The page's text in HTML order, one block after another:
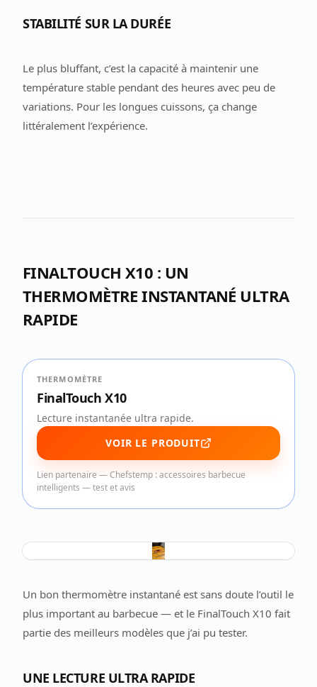
STABILITÉ SUR LA DURÉE
Le plus bluffant, c’est la capacité à maintenir une
température stable pendant des heures avec peu de
variations. Pour les longues cuissons, ça change
littéralement l’expérience.
FINALTOUCH X10 : UN
THERMOMÈTRE INSTANTANÉ ULTRA
RAPIDE
THERMOMÈTRE
FinalTouch X10
Lecture instantanée ultra rapide.
VOIR LE PRODUIT
Lien partenaire —Chefstemp : accessoires barbecue
intelligents — test et avis
Un bon thermomètre instantané est sans doute l’outil le
plus important au barbecue — et le FinalTouch X10 fait
partie des meilleurs modèles que j’ai pu tester.
UNE LECTURE ULTRA RAPIDE